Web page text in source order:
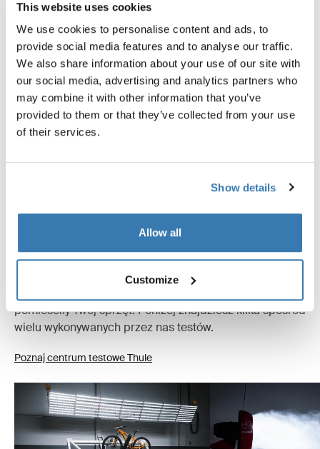
This website uses cookies
We use cookies to personalise content and ads, to
provide social media features and to analyse our traffic.
We also share information about your use of our site with
our social media, advertising and analytics partners who
may combine it with other information that you’ve
provided to them or that they’ve collected from your use
of their services.
Show details
Allow all
Customize
Toggle overview
Recenzje
Sprawdzone do granic możliwości
W Thule Test Center™ w Hillerstorp w Szwecji produkty
są poddawane ekstremalnym próbom. Nasze systemy
bagażnika bazowego zostały zaprojektowane tak, aby
pomieściły Twój sprzęt. Poniżej znajdziesz kilka spośród
wielu wykonywanych przez nas testów.
Poznaj centrum testowe Thule